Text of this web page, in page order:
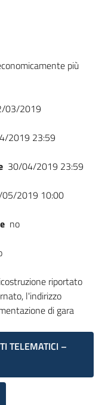
più
03/2019
2019 23:59
30/04/2019 23:59
2019 10:00
no
riportato
l'indirizzo
di gara
TELEMATICI –